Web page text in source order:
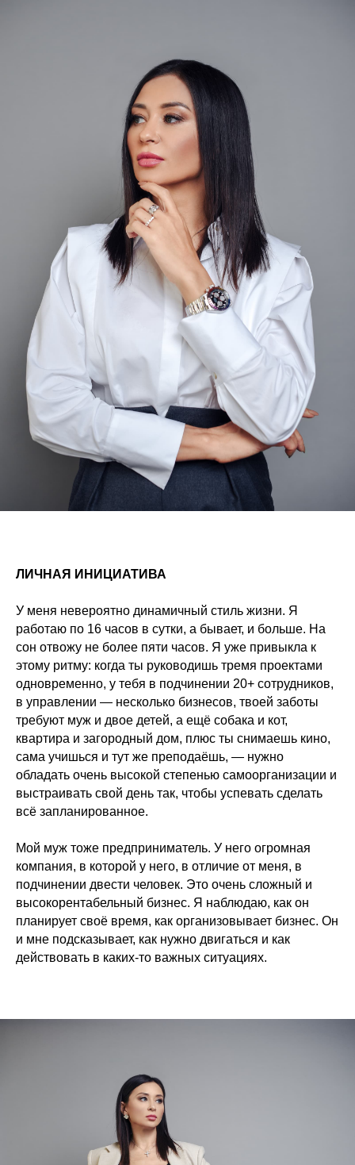
ЛИЧНАЯ ИНИЦИАТИВА
У меня невероятно динамичный стиль жизни. Я
работаю по 16 часов в сутки, а бывает, и больше. На
сон отвожу не более пяти часов. Я уже привыкла к
этому ритму: когда ты руководишь тремя проектами
одновременно, у тебя в подчинении 20+ сотрудников,
в управлении — несколько бизнесов, твоей заботы
требуют муж и двое детей, а ещё собака и кот,
квартира и загородный дом, плюс ты снимаешь кино,
сама учишься и тут же преподаёшь, — нужно
обладать очень высокой степенью самоорганизации и
выстраивать свой день так, чтобы успевать сделать
всё запланированное.
Мой муж тоже предприниматель. У него огромная
компания, в которой у него, в отличие от меня, в
подчинении двести человек. Это очень сложный и
высокорентабельный бизнес. Я наблюдаю, как он
планирует своё время, как организовывает бизнес. Он
и мне подсказывает, как нужно двигаться и как
действовать в каких-то важных ситуациях.